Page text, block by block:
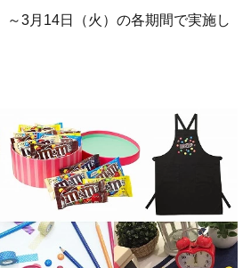
～3月14日（火）の各期間で実施し